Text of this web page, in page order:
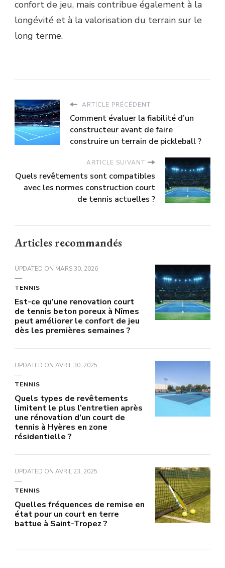
confort de jeu, mais contribue également à la
longévité et à la valorisation du terrain sur le
long terme.
ARTICLE PRÉCÉDENT
Comment évaluer la fiabilité d’un
constructeur avant de faire
construire un terrain de pickleball ?
ARTICLE SUIVANT
Quels revêtements sont compatibles
avec les normes construction court
de tennis actuelles ?
Articles recommandés
UPDATED ON MARS 30, 2026
TENNIS
Est-ce qu’une renovation court
de tennis beton poreux à Nîmes
peut améliorer le confort de jeu
dès les premières semaines ?
UPDATED ON AVRIL 30, 2025
TENNIS
Quels types de revêtements
limitent le plus l’entretien après
une rénovation d’un court de
tennis à Hyères en zone
résidentielle ?
UPDATED ON AVRIL 23, 2025
TENNIS
Quelles fréquences de remise en
état pour un court en terre
battue à Saint-Tropez ?